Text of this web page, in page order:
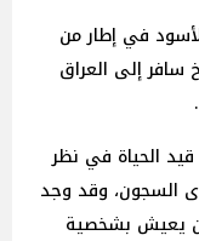
في إطار من
سافر إلى العراق
الحياة في نظر
السجون، وقد وجد
يعيش بشخصية